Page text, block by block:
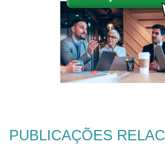
PUBLICAÇÕES